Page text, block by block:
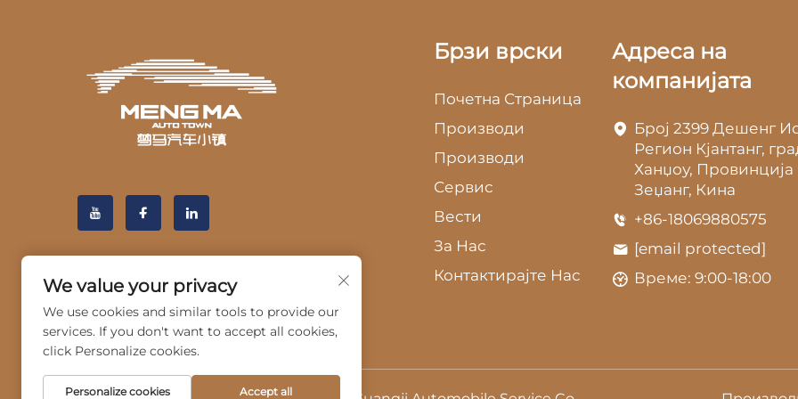
Брзи врски
Почетна Страница
Производи
Производи
Сервис
Вести
За Нас
Контактирајте Нас
Адреса на
компанијата
Број 2399 Дешенг
Регион Кјантанг,
Ханџоу, Провинција
Зеџанг, Кина
+86-18069880575
[email protected]
Време: 9:00-18:00
We value your privacy
We use cookies and similar tools to provide our
services. If you don't want to accept all cookies,
click Personalize cookies.
Personalize cookies Accept all